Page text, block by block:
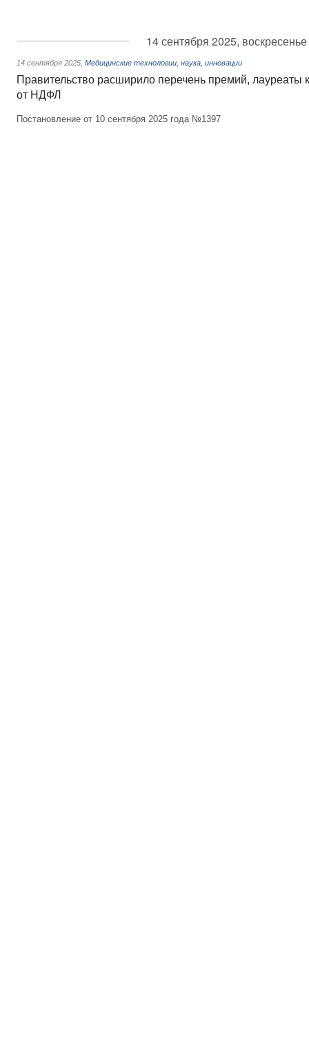
14 сентября 2025, воскресенье
14 сентября 2025 Медицинские технологии, наука, инновации
Правительство расширило перечень премий, лауреаты
от НДФЛ
Постановление от 10 сентября 2025 года №1397